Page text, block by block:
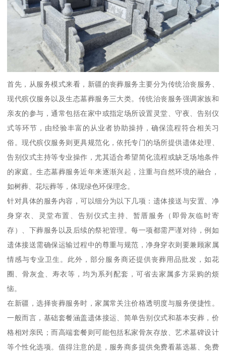
首先，从服务模式来看，新疆的丧葬服务主要分为传统治丧服务、
现代殡仪服务以及生态墓葬服务三大类。传统治丧服务强调家族和
亲友的参与，通常包括在家中或指定场所设置灵堂、守夜、告别仪
式等环节，由经验丰富的从业者协助操持，确保流程符合相关习
俗。现代殡仪服务则更具规范化，依托专门的场所提供遗体处理、
告别仪式主持等专业操作，尤其适合希望简化流程或缺乏场地条件
的家庭。生态墓葬服务近年来逐渐兴起，注重与自然环境的融合，
如树葬、花坛葬等，体现绿色环保理念。
针对具体的服务内容，可以细分为以下几项：遗体接送与安置、净
身穿衣、灵堂布置、告别仪式主持、暂厝服务（即骨灰临时寄
存）、下葬服务以及后续的祭祀管理。每一项都需严谨对待，例如
遗体接送需确保运输过程中的尊重与规范，净身穿衣则要兼顾家属
情感与专业卫生。此外，部分服务商还提供丧葬用品批发，如花
圈、骨灰盒、寿衣等，均为系列配套，可省去家属多方采购的烦
恼。
在新疆，选择丧葬服务时，家属常关注价格透明度与服务便捷性。
一般而言，基础套餐涵盖遗体接运、简单告别仪式和基本安葬，价
格相对亲民；而高端套餐则可能包括私家骨灰存放、艺术墓碑设计
等个性化选项。值得注意的是，服务商多提供免费看墓选墓、免费